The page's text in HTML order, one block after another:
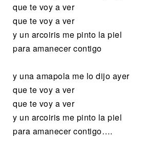
que te voy a ver
que te voy a ver
y un arcoiris me pinto la piel
para amanecer contigo
y una amapola me lo dijo ayer
que te voy a ver
que te voy a ver
y un arcoiris me pinto la piel
para amanecer contigo….